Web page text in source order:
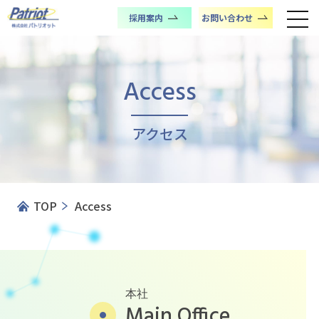
採用案内 お問い合わせ
Access
アクセス
TOP Access
本社